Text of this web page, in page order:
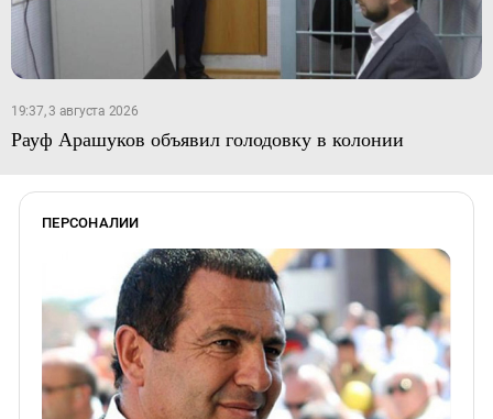
19:37, 3 августа 2026
Рауф Арашуков объявил голодовку в колонии
ПЕРСОНАЛИИ